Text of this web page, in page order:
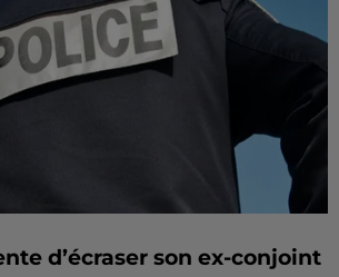
d’écraser son ex-conjoint